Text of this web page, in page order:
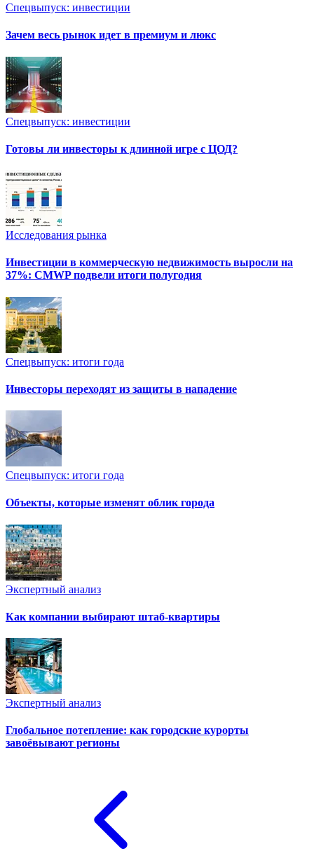
Спецвыпуск: инвестиции
Зачем весь рынок идет в премиум и люкс
Спецвыпуск: инвестиции
Готовы ли инвесторы к длинной игре с ЦОД?
Исследования рынка
Инвестиции в коммерческую недвижимость выросли на
37%: CMWP подвели итоги полугодия
Спецвыпуск: итоги года
Инвесторы переходят из защиты в нападение
Спецвыпуск: итоги года
Объекты, которые изменят облик города
Экспертный анализ
Как компании выбирают штаб-квартиры
Экспертный анализ
Глобальное потепление: как городские курорты
завоёвывают регионы